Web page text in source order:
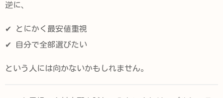
逆に、
✔ とにかく最安値重視
✔ 自分で全部選びたい
という人には向かないかもしれません。